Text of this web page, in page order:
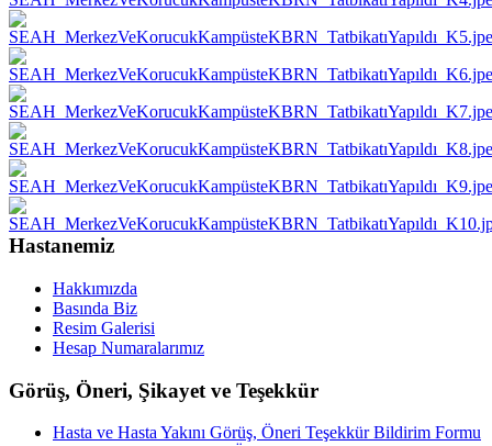
Hastanemiz
Hakkımızda
Basında Biz
Resim Galerisi
Hesap Numaralarımız
Görüş, Öneri, Şikayet ve Teşekkür
Hasta ve Hasta Yakını Görüş, Öneri Teşekkür Bildirim Formu